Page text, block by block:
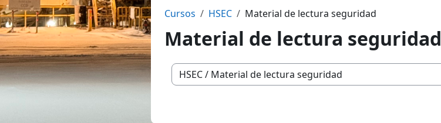
Cursos HSEC Material de lectura seguridad
Material de lectura seguridad
Categorías